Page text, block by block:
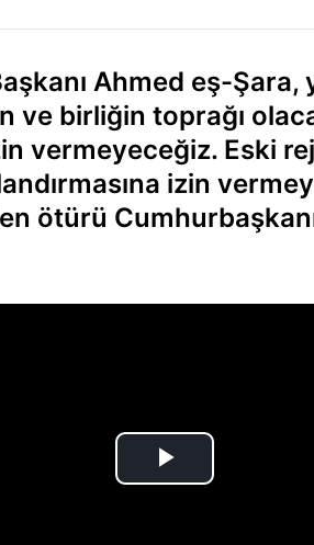
Ahmed eş-Şara,
ve birliğin toprağı
vermeyeceğiz. Eski
izin
ötürü